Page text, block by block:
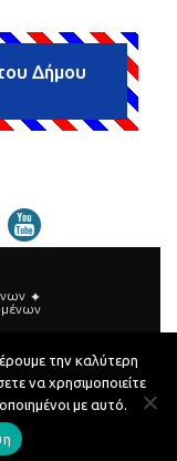
Δήμου
την καλύτερη
να χρησιμοποιείτε
με αυτό.